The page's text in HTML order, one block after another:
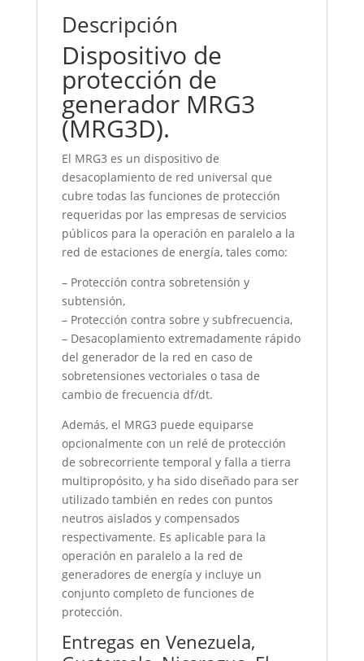
Descripción
Dispositivo de
protección de
generador MRG3
(MRG3D).
El MRG3 es un dispositivo de
desacoplamiento de red universal que
cubre todas las funciones de protección
requeridas por las empresas de servicios
públicos para la operación en paralelo a la
red de estaciones de energía, tales como:
– Protección contra sobretensión y
subtensión,
– Protección contra sobre y subfrecuencia,
– Desacoplamiento extremadamente rápido
del generador de la red en caso de
sobretensiones vectoriales o tasa de
cambio de frecuencia df/dt.
Además, el MRG3 puede equiparse
opcionalmente con un relé de protección
de sobrecorriente temporal y falla a tierra
multipropósito, y ha sido diseñado para ser
utilizado también en redes con puntos
neutros aislados y compensados
respectivamente. Es aplicable para la
operación en paralelo a la red de
generadores de energía y incluye un
conjunto completo de funciones de
protección.
Entregas en Venezuela,